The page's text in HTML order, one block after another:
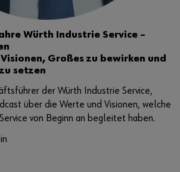
Würth Industrie Service –
Großes zu bewirken und
setzen
der Würth Industrie Service,
über die Werte und Visionen, welche
von Beginn an begleitet haben.